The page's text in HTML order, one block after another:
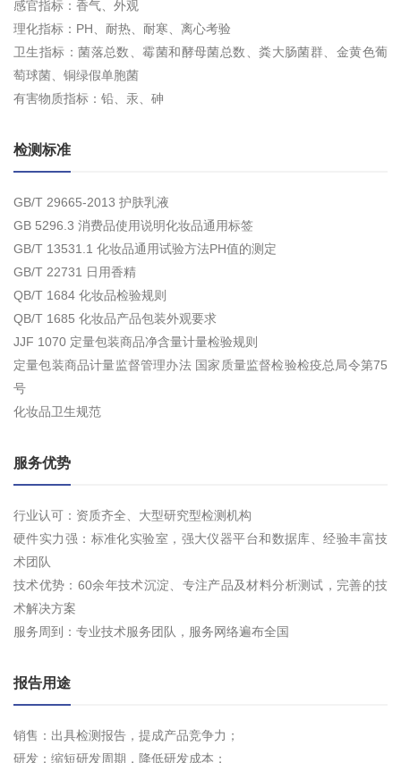
感官指标：香气、外观
理化指标：PH、耐热、耐寒、离心考验
卫生指标：菌落总数、霉菌和酵母菌总数、粪大肠菌群、金黄色葡
萄球菌、铜绿假单胞菌
有害物质指标：铅、汞、砷
检测标准
GB/T 29665-2013 护肤乳液
GB 5296.3 消费品使用说明化妆品通用标签
GB/T 13531.1 化妆品通用试验方法PH值的测定
GB/T 22731 日用香精
QB/T 1684 化妆品检验规则
QB/T 1685 化妆品产品包装外观要求
JJF 1070 定量包装商品净含量计量检验规则
定量包装商品计量监督管理办法 国家质量监督检验检疫总局令第75
号
化妆品卫生规范
服务优势
行业认可：资质齐全、大型研究型检测机构
硬件实力强：标准化实验室，强大仪器平台和数据库、经验丰富技
术团队
技术优势：60余年技术沉淀、专注产品及材料分析测试，完善的技
术解决方案
服务周到：专业技术服务团队，服务网络遍布全国
报告用途
销售：出具检测报告，提成产品竞争力；
研发：缩短研发周期，降低研发成本；